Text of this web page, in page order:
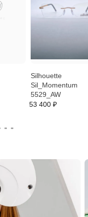
Silhouette
Sil_Momentum
5529_AW
53 400 ₽